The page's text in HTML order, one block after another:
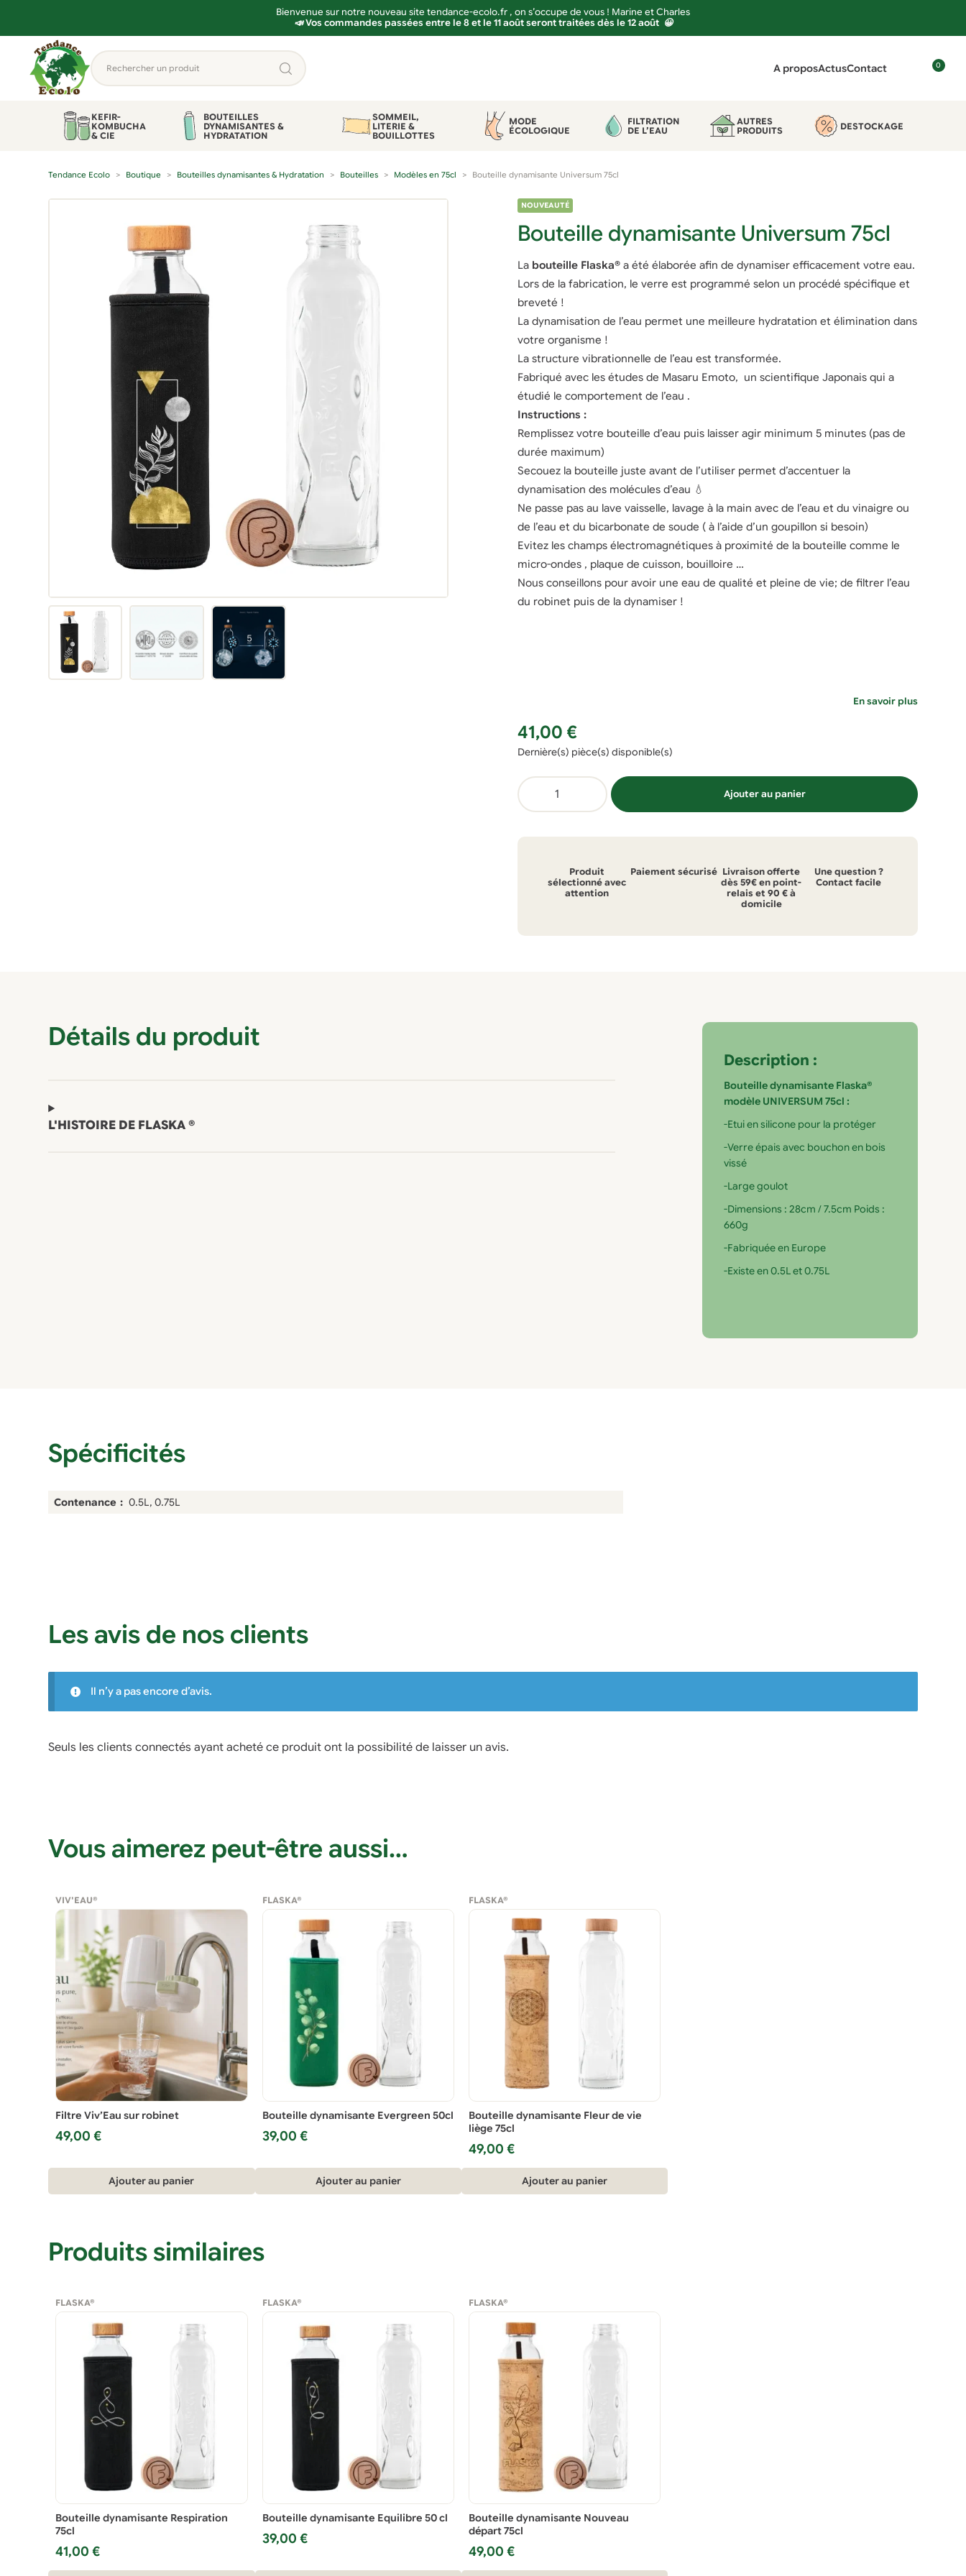
Bienvenue sur notre nouveau site tendance-ecolo.fr , on s’occupe de vous ! Marine et Charles
📣 Vos commandes passées entre le 8 et le 11 août seront traitées dès le 12 août 😀
contenu
Rechercher
un
A proposActusContact
n
0
KEFIR-
KOMBUCHA
& CIE
BOUTEILLES
DYNAMISANTES &
HYDRATATION
SOMMEIL,
LITERIE &
BOUILLOTTES
MODE
ÉCOLOGIQUE
FILTRATION
DE L’EAU
AUTRES
PRODUITS
DESTOCKAGE
Tendance Ecolo Boutique Bouteilles dynamisantes & Hydratation Bouteilles Modèles en 75cl Bouteille dynamisante Universum 75cl
NOUVEAUTÉ
Bouteille dynamisante Universum 75cl
La bouteille Flaska® a été élaborée afin de dynamiser efficacement votre eau.
Lors de la fabrication, le verre est programmé selon un procédé spécifique et
breveté !
La dynamisation de l’eau permet une meilleure hydratation et élimination dans
votre organisme !
La structure vibrationnelle de l’eau est transformée.
Fabriqué avec les études de Masaru Emoto, un scientifique Japonais qui a
étudié le comportement de l’eau .
Instructions :
Remplissez votre bouteille d’eau puis laisser agir minimum 5 minutes (pas de
durée maximum)
Secouez la bouteille juste avant de l’utiliser permet d’accentuer la
dynamisation des molécules d’eau 💧
Ne passe pas au lave vaisselle, lavage à la main avec de l’eau et du vinaigre ou
de l’eau et du bicarbonate de soude ( à l’aide d’un goupillon si besoin)
Evitez les champs électromagnétiques à proximité de la bouteille comme le
micro-ondes , plaque de cuisson, bouilloire …
Nous conseillons pour avoir une eau de qualité et pleine de vie; de filtrer l’eau
du robinet puis de la dynamiser !
En savoir plus
41,00 €
Dernière(s) pièce(s) disponible(s)
quantité
de
dynamisante
Ajouter au panier
Produit
sélectionné avec
attention
Paiement sécurisé Livraison offerte
dès 59€ en point-
relais et 90 € à
domicile
Une question ?
Contact facile
Détails du produit
L'HISTOIRE DE FLASKA ®
Description :
Bouteille dynamisante Flaska®
modèle UNIVERSUM 75cl :
-Etui en silicone pour la protéger
-Verre épais avec bouchon en bois
vissé
-Large goulot
-Dimensions : 28cm / 7.5cm Poids :
660g
-Fabriquée en Europe
-Existe en 0.5L et 0.75L
Spécificités
Contenance 0.5L, 0.75L
Les avis de nos clients
Il n’y a pas encore d’avis.
Seuls les clients connectés ayant acheté ce produit ont la possibilité de laisser un avis.
Vous aimerez peut-être aussi…
VIV'EAU®
Filtre Viv’Eau sur robinet
49,00€
Ajouter au panier
FLASKA®
Bouteille dynamisante Evergreen 50cl
39,00 €
Ajouter au panier
FLASKA®
Bouteille dynamisante Fleur de vie
liège 75cl
49,00 €
Ajouter au panier
Produits similaires
FLASKA®
Bouteille dynamisante Respiration
75cl
41,00€
FLASKA®
Bouteille dynamisante Equilibre 50 cl
39,00 €
FLASKA®
Bouteille dynamisante Nouveau
départ 75cl
49,00 €